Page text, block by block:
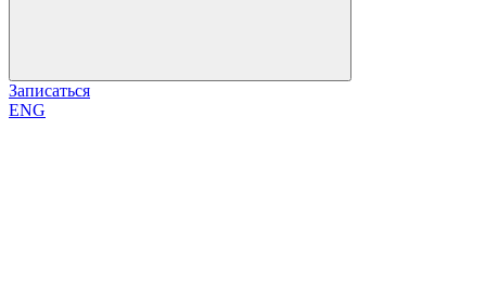
Записаться
ENG